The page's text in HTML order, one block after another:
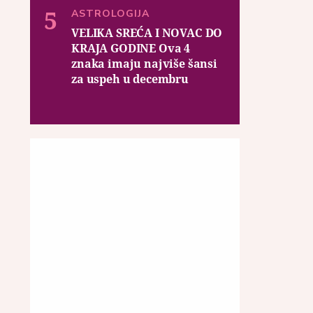
ASTROLOGIJA
VELIKA SREĆA I NOVAC DO
KRAJA GODINE Ova 4
znaka imaju najviše šansi
za uspeh u decembru